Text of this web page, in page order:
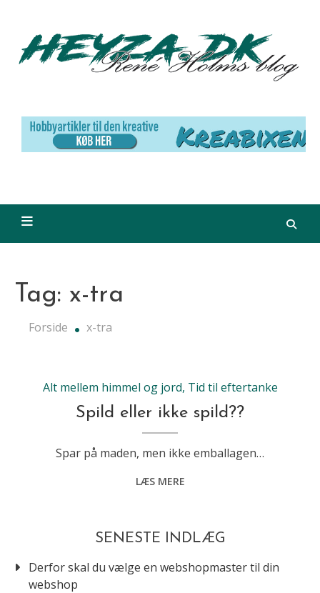
content
Tag: x-tra
Forside x-tra
Alt mellem himmel og jord, Tid til eftertanke
Spild eller ikke spild??
Spar på maden, men ikke emballagen…
LÆS MERE
SENESTE INDLÆG
Derfor skal du vælge en webshopmaster til din
webshop